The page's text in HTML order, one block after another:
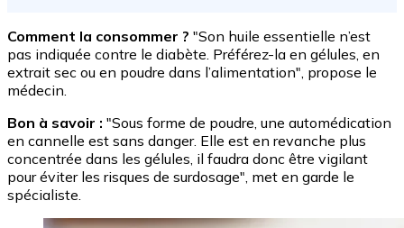
Comment la consommer ? "Son huile essentielle n’est
pas indiquée contre le diabète. Préférez-la en gélules, en
extrait sec ou en poudre dans l’alimentation", propose le
médecin.
Bon à savoir : "Sous forme de poudre, une automédication
en cannelle est sans danger. Elle est en revanche plus
concentrée dans les gélules, il faudra donc être vigilant
pour éviter les risques de surdosage", met en garde le
spécialiste.